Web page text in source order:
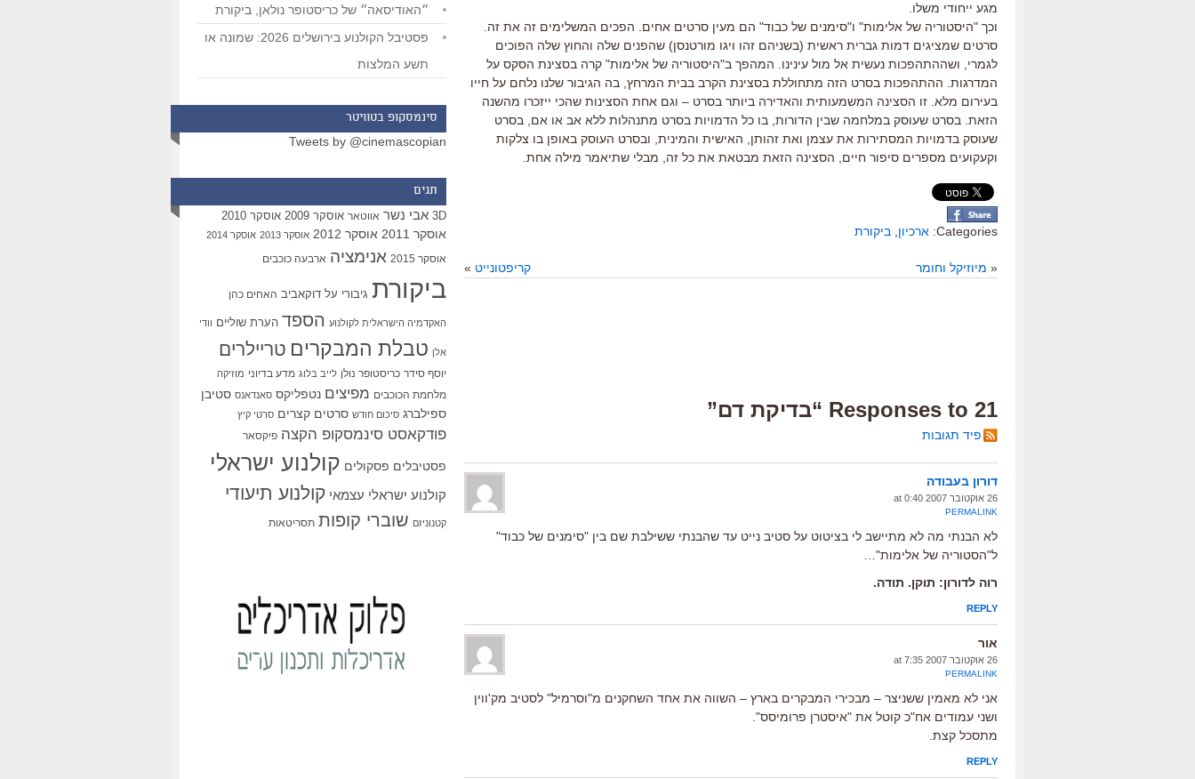
מגע ייחודי משלו.
וכך "היסטוריה של אלימות" ו"סימנים של כבוד" הם מעין סרטים אחים. הפכים המשלימים זה את זה.
סרטים שמציגים דמות גברית ראשית (בשניהם זהו ויגו מורטנסן) שהפנים שלה והחוץ שלה הפוכים
לגמרי, ושההתהפכות נעשית אל מול עינינו. המהפך ב"היסטוריה של אלימות" קרה בסצינת הסקס על
המדרגות. ההתהפכות בסרט הזה מתחוללת בסצינת הקרב בבית המרחץ, בה הגיבור שלנו נלחם על חייו
בעירום מלא. זו הסצינה המשמעותית והאדירה ביותר בסרט – וגם אחת הסצינות שהכי ייזכרו מהשנה
הזאת. בסרט שעוסק במלחמה שבין הדורות, בו כל הדמויות בסרט מתנהלות ללא אב או אם, בסרט
שעוסק בדמויות המסתירות את עצמן ואת זהותן, האישית והמינית, ובסרט העוסק באופן בו צלקות
וקעקועים מספרים סיפור חיים, הסצינה הזאת מבטאת את כל זה, מבלי שתיאמר מילה אחת.
Categories: ארכיון ביקורת
« מיוזיקל וחומר קריפטונייט »
21 Responses to “בדיקת דם”
פיד תגובות
דורון בעבודה
26 אוקטובר 2007 at 0:40
PERMALINK
לא הבנתי מה לא מתיישב לי בציטוט על סטיב נייט עד שהבנתי ששילבת שם בין "סימנים של כבוד"
ל"הסטוריה של אלימות"…
רוה לדורון: תוקן. תודה.
REPLY
אור
26 אוקטובר 2007 at 7:35
PERMALINK
אני לא מאמין ששניצר – מבכירי המבקרים בארץ – השווה את אחד השחקנים מ"וסרמיל" לסטיב מק'ווין
ושני עמודים אח"כ קוטל את "איסטרן פרומיסס".
מתסכל קצת.
REPLY
״האודיסאה״ של כריסטופר נולאן, ביקורת
פסטיבל הקולנוע בירושלים 2026: שמונה או
תשע המלצות
סינמסקופ בטוויטר
Tweets by @cinemascopian
תגים
3D אבי נשר אווטאר אוסקר 2009 אוסקר 2010
אוסקר 2011 אוסקר 2012 אוסקר 2013 אוסקר 2014
אוסקר 2015 אנימציה ארבעה כוכבים
ביקורת גיבורי על דוקאביב האחים כהן
האקדמיה הישראלית לקולנוע הספד הערת שוליים וודי
אלן טבלת המבקרים טריילרים
יוסף סידר כריסטופר נולן לייב בלוג מדע בדיוני מוזיקה
מלחמת הכוכבים מפיצים נטפליקס סאנדאנס סטיבן
ספילברג סיכום חודש סרטים קצרים סרטי קיץ
פודקאסט סינמסקופ הקצה פיקסאר
פסטיבלים פסקולים קולנוע ישראלי
קולנוע ישראלי עצמאי קולנוע תיעודי
קטנוניזם שוברי קופות תסריטאות